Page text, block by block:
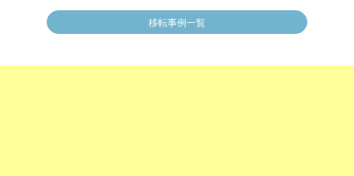
移転事例一覧